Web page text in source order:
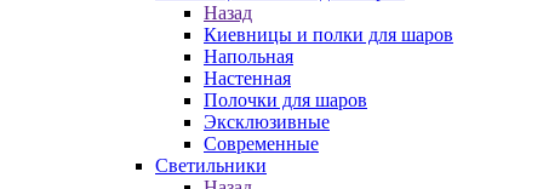
Назад
Киевницы и полки для шаров
Напольная
Настенная
Полочки для шаров
Эксклюзивные
Современные
Светильники